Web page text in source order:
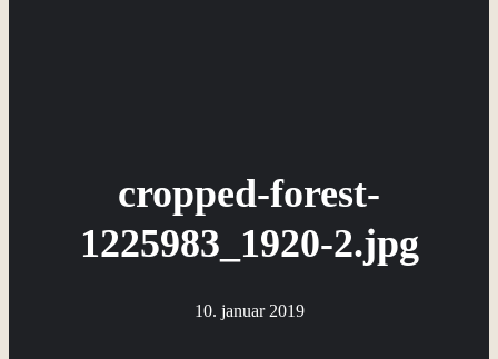
cropped-forest-
1225983_1920-2.jpg
10. januar 2019